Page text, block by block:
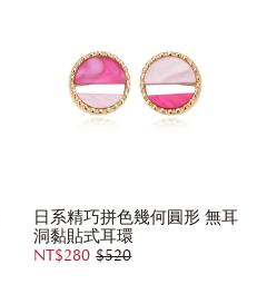
日系精巧拼色幾何圓形 無耳
洞黏貼式耳環
NT$280 $520